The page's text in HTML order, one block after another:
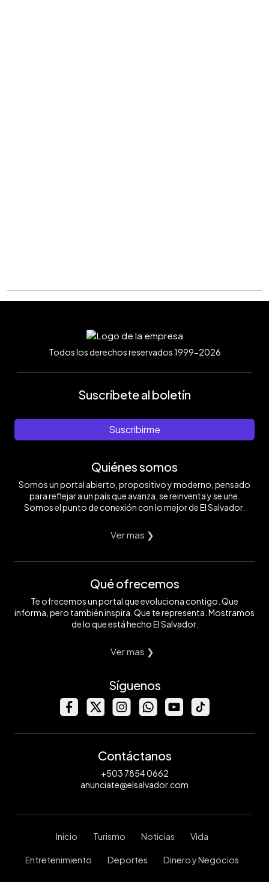
Todos los derechos reservados 1999-2026
Suscríbete al boletín
Suscribirme
Quiénes somos
Somos un portal abierto, propositivo y moderno, pensado
para reflejar a un país que avanza, se reinventa y se une.
Somos el punto de conexión con lo mejor de El Salvador.
Ver mas ❯
Qué ofrecemos
Te ofrecemos un portal que evoluciona contigo. Que
informa, pero también inspira. Que te representa. Mostramos
de lo que está hecho El Salvador.
Ver mas ❯
Síguenos
Contáctanos
+503 7854 0662
anunciate@elsalvador.com
Inicio Turismo Noticias Vida
Entretenimiento Deportes Dinero y Negocios